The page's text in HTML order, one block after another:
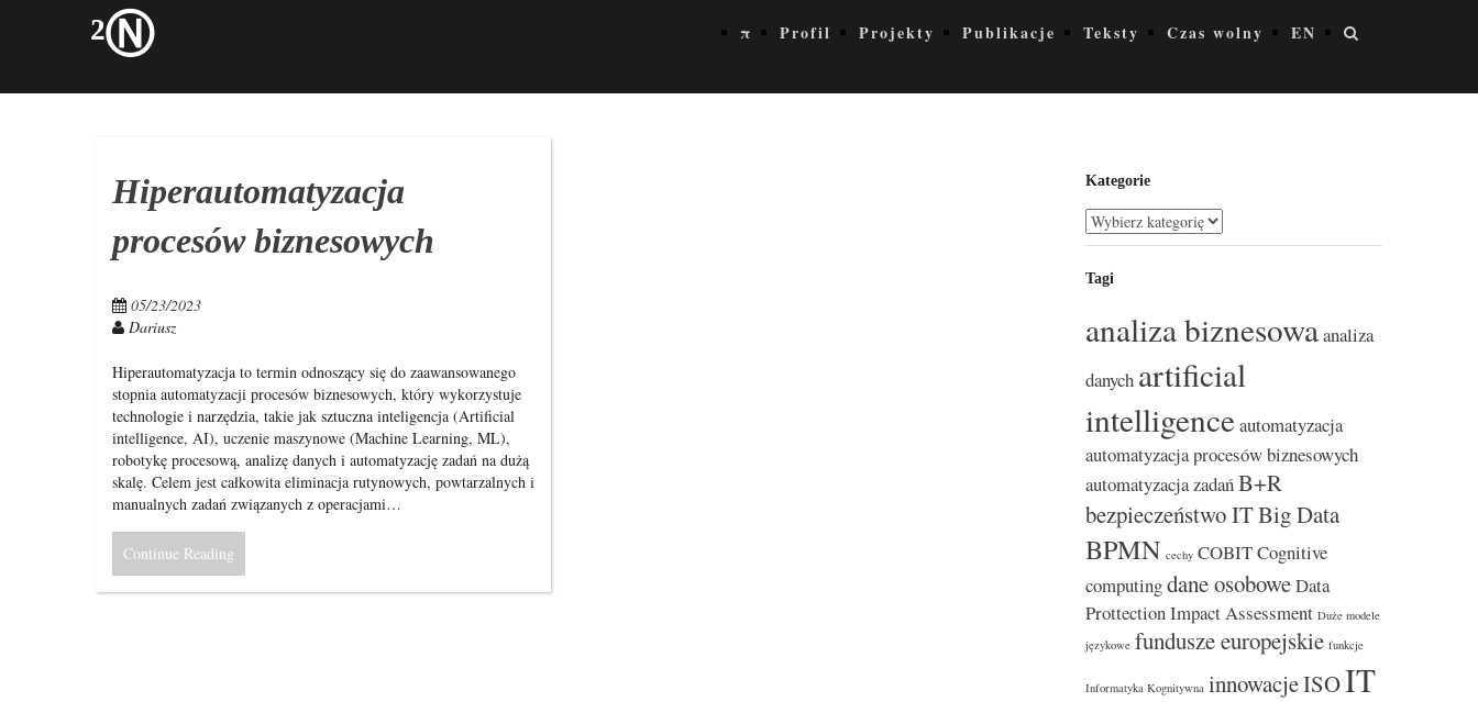
²Ⓝ π Profil Projekty Publikacje Teksty Czas wolny EN
Hiperautomatyzacja
procesów biznesowych
05/23/2023
Dariusz
Hiperautomatyzacja to termin odnoszący się do zaawansowanego
stopnia automatyzacji procesów biznesowych, który wykorzystuje
technologie i narzędzia, takie jak sztuczna inteligencja (Artificial
intelligence, AI), uczenie maszynowe (Machine Learning, ML),
robotykę procesową, analizę danych i automatyzację zadań na dużą
skalę. Celem jest całkowita eliminacja rutynowych, powtarzalnych i
manualnych zadań związanych z operacjami…
Continue Reading
Kategorie
Kategorie
Tagi
analiza biznesowaanaliza
danych artificial
intelligenceautomatyzacja
automatyzacja procesów biznesowych
automatyzacja zadańB+R
bezpieczeństwo ITBig Data
BPMN cechy COBITCognitive
computingdane osoboweData
Prottection Impact Assessment Duże modele
językowe fundusze europejskie funkcje
Informatyka Kognitywna innowacjeISOIT